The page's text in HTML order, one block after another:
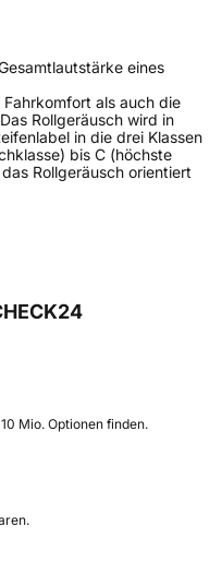
eines
als auch die
Rollgeräusch wird in
in die drei Klassen
bis C (höchste
Rollgeräusch orientiert
Mio. Optionen finden.